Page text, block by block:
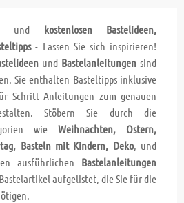
und kostenlosen Bastelideen,
- Lassen Sie sich inspirieren!
und Bastelanleitungensind
Sie enthalten Basteltipps inklusive
Schritt Anleitungen zum genauen
Stöbern Sie durch die
wie Weihnachten, Ostern,
Basteln mit Kindern, Deko, und
ausführlichen Bastelanleitungen
aufgelistet, die Sie für die